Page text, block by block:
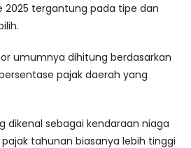
2025 tergantung pada tipe dan
umumnya dihitung berdasarkan
pajak daerah yang
dikenal sebagai kendaraan niaga
tahunan biasanya lebih tinggi